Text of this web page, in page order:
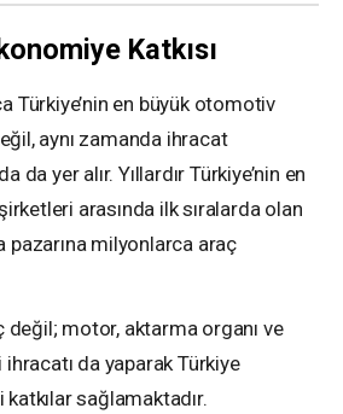
Katkısı
Türkiye’nin en büyük otomotiv
aynı zamanda ihracat
da yer alır. Yıllardır Türkiye’nin en
arasında ilk sıralarda olan
pazarına milyonlarca araç
değil; motor, aktarma organı ve
da yaparak Türkiye
sağlamaktadır.